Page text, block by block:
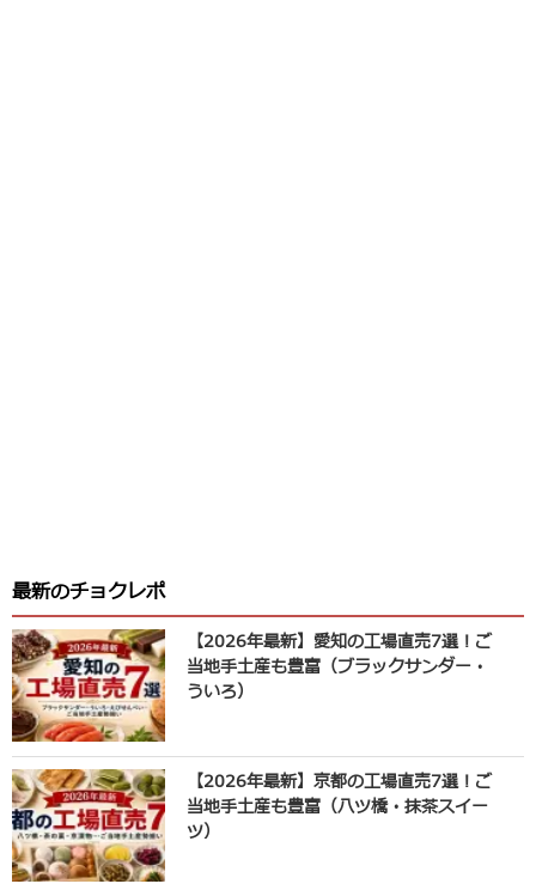
最新のチョクレポ
【2026年最新】愛知の工場直売7選！ご
当地手土産も豊富（ブラックサンダー・
ういろ）
【2026年最新】京都の工場直売7選！ご
当地手土産も豊富（八ツ橋・抹茶スイー
ツ）